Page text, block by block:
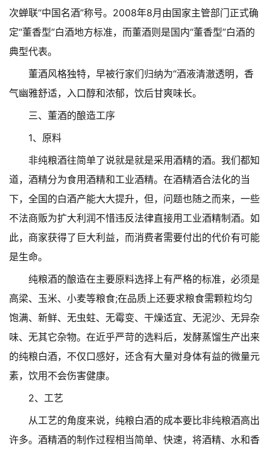
次蝉联“中国名酒”称号。2008年8月由国家主管部门正式确
定“董香型”白酒地方标准，而董酒则是国内“董香型”白酒的
典型代表。
董酒风格独特，早被行家们归纳为“酒液清澈透明，香
气幽雅舒适，入口醇和浓郁，饮后甘爽味长。
三、董酒的酿造工序
1、原料
非纯粮酒往简单了说就是就是采用酒精的酒。我们都知
道，酒精分为食用酒精和工业酒精。在酒精酒合法化的当
下，全国的白酒产能大大提升，但，问题也随之而来，一些
不法商贩为扩大利润不惜违反法律直接用工业酒精制酒。如
此，商家获得了巨大利益，而消费者需要付出的代价有可能
是生命。
纯粮酒的酿造在主要原料选择上有严格的标准，必须是
高梁、玉米、小麦等粮食;在品质上还要求粮食需颗粒均匀
饱满、新鲜、无虫蛀、无霉变、干燥适宜、无泥沙、无异杂
味、无其它杂物。在近乎严苛的选料后，发酵蒸馏生产出来
的纯粮白酒，不仅口感好，还含有大量对身体有益的微量元
素，饮用不会伤害健康。
2、工艺
从工艺的角度来说，纯粮白酒的成本要比非纯粮酒高出
许多。酒精酒的制作过程相当简单、快速，将酒精、水和香